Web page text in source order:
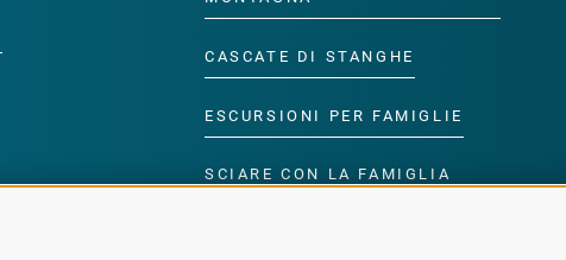
CASCATE DI STANGHE
ESCURSIONI PER FAMIGLIE
SCIARE CON LA FAMIGLIA